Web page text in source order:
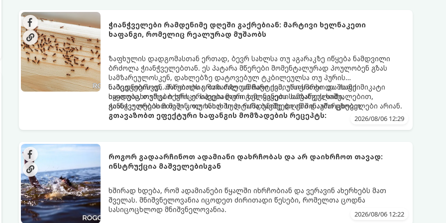
ჭიანჭველები რამდენიმე დღეში გაქრებიან: მარტივი ხელნაკეთი
ხაფანგი, რომელიც რეალურად მუშაობს
ზაფხულის დადგომასთან ერთად, ბევრ სახლსა თუ აგარაკზე იწყება ნამდვილი
ბრძოლა ჭიანჭველებთან. ეს პატარა მწერები მომენტალურად პოულობენ გზას
სამზარეულოსკენ, დახლებზე დატოვებულ ტკბილეულსა თუ პურის
ნამცეცებისკენ. მართალია, ბაზარზე უამრავი ქიმიური სპრეი და შხამქიმიკატი
იყიდება, თუმცა ბევრს ერიდება მათი გამოყენება სამზარეულოში,
განსაკუთრებით მაშინ, თუ სახლში პატარა ბავშვები ან შინაური ცხოველები არიან.
საბედნიეროდ, არსებობს ერთი ძალიან მარტივი, უსაფრთხო და იაფი
საყოფაცხოვრებო ხრიკი. სპეციალური ხელნაკეთი ხაფანგის საშუალებით,
ჭიანჭველების მთელ კოლონიას სულ რამდენიმე დღეში დაამარცხებთ.
გთავაზობთ ეფექტური ხაფანგის მომზადების რეცეპტს:
2026/08/06 12:29
როგორ გადაარჩინოთ ადამიანი დახრჩობას და არ დაიხრჩოთ თავად:
ინსტრუქცია მაშველებისგან
ხშირად ხდება, რომ ადამიანები წყალში იხრჩობიან და ვერავინ ახერხებს მათ
შველას. მნიშვნელოვანია იცოდეთ ძირითადი წესები, რომელთა ცოდნა
სასიცოცხლოდ მნიშვნელოვანია.
2026/08/06 12:22